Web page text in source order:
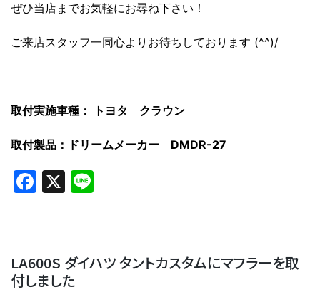
ぜひ当店までお気軽にお尋ね下さい！
ご来店スタッフ一同心よりお待ちしております (^^)/
取付実施車種： トヨタ クラウン
取付製品： ドリームメーカー DMDR-27
Facebook
X
LA600S ダイハツ タントカスタムにマフラーを取
付しました